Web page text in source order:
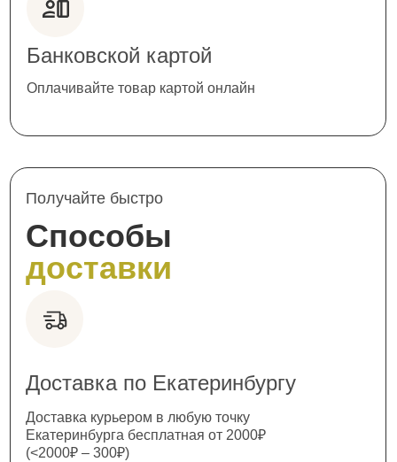
Банковской картой
Оплачивайте товар картой онлайн
Получайте быстро
Способы
доставки
Доставка по Екатеринбургу
Доставка курьером в любую точку
Екатеринбурга бесплатная от 2000₽
(<2000₽ – 300₽)